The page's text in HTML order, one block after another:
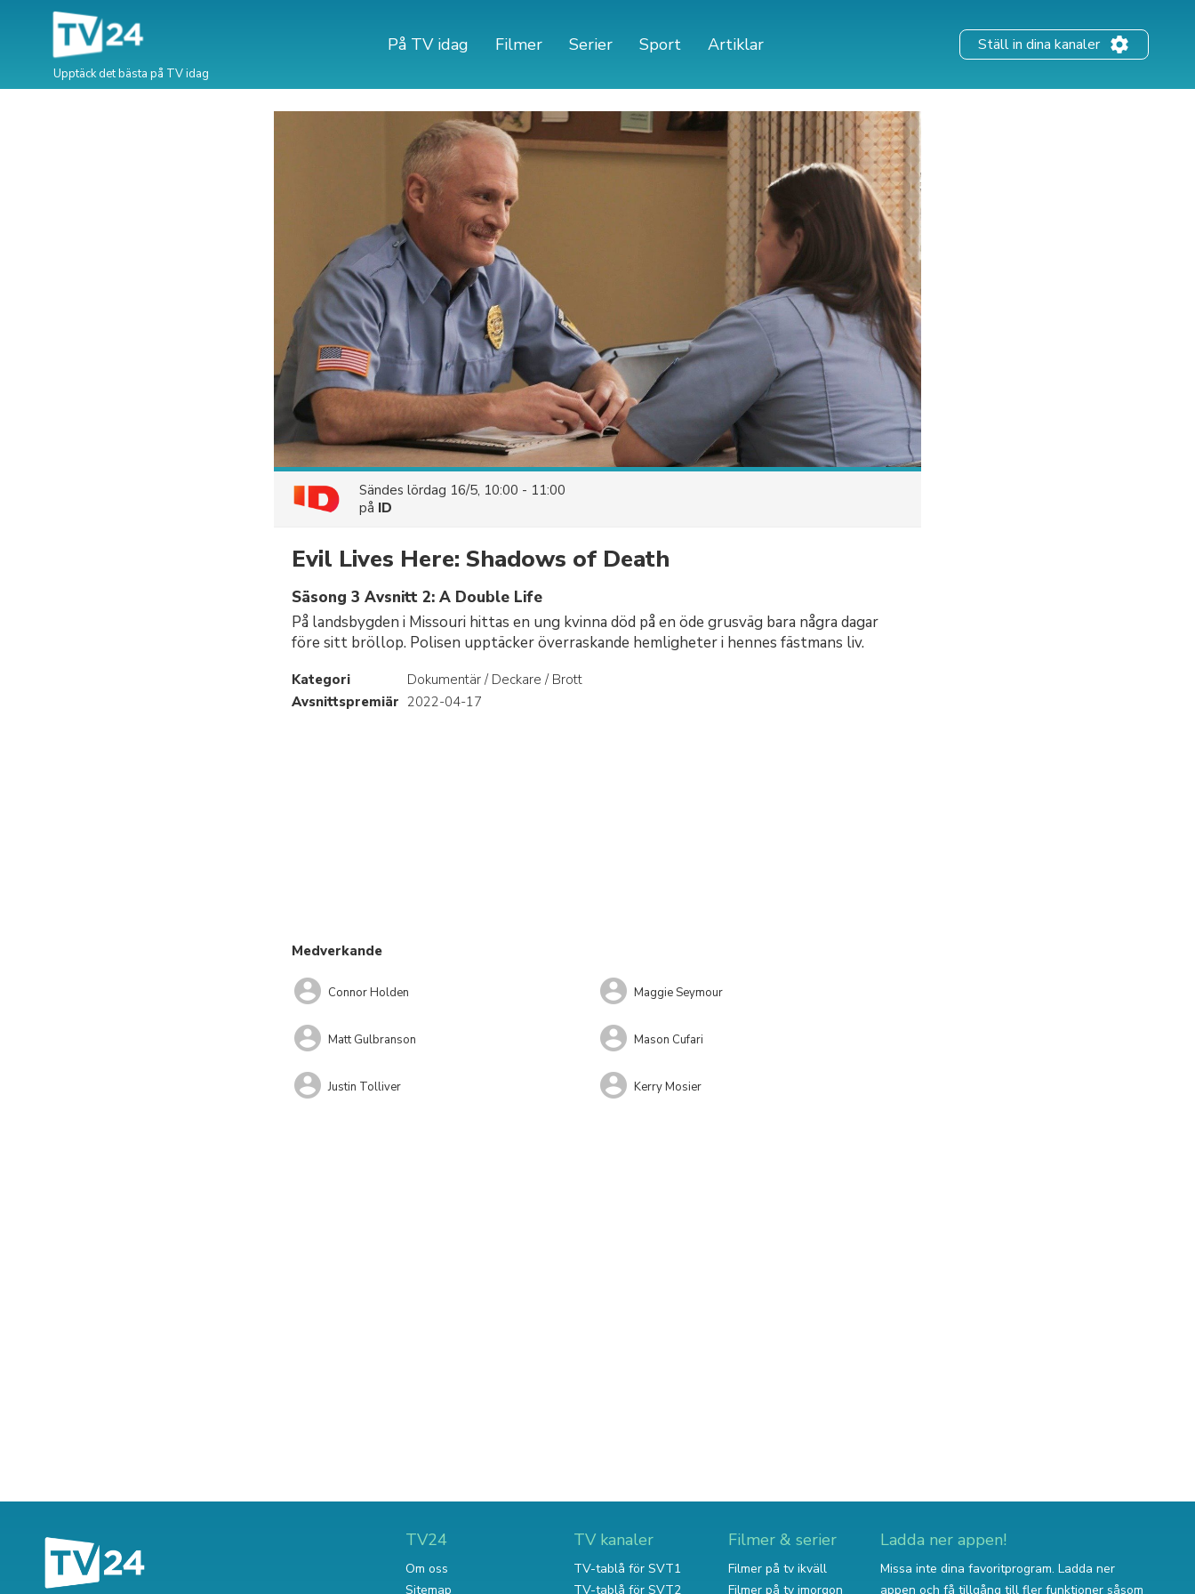
Upptäck det bästa på TV idag
På TV idag Filmer Serier Sport Artiklar Ställ in dina kanaler
Sändes lördag 16/5, 10:00 - 11:00
på ID
Evil Lives Here: Shadows of Death
Säsong 3 Avsnitt 2: A Double Life
På landsbygden i Missouri hittas en ung kvinna död på en öde grusväg bara några dagar
före sitt bröllop. Polisen upptäcker överraskande hemligheter i hennes fästmans liv.
Kategori
Dokumentär / Deckare / Brott
Avsnittspremiär 2022-04-17
Medverkande
Connor Holden Maggie Seymour
Matt Gulbranson Mason Cufari
Justin Tolliver Kerry Mosier
TV24
Om oss
Sitemap
TV kanaler
TV-tablå för SVT1
TV-tablå för SVT2
Filmer & serier
Filmer på tv ikväll
Filmer på tv imorgon
Ladda ner appen!
Missa inte dina favoritprogram. Ladda ner
appen och få tillgång till fler funktioner såsom